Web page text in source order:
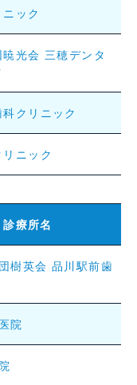
ック
光会 三穂デンタ
クリニック
ニック
診療所名
樹英会 品川駅前歯
院